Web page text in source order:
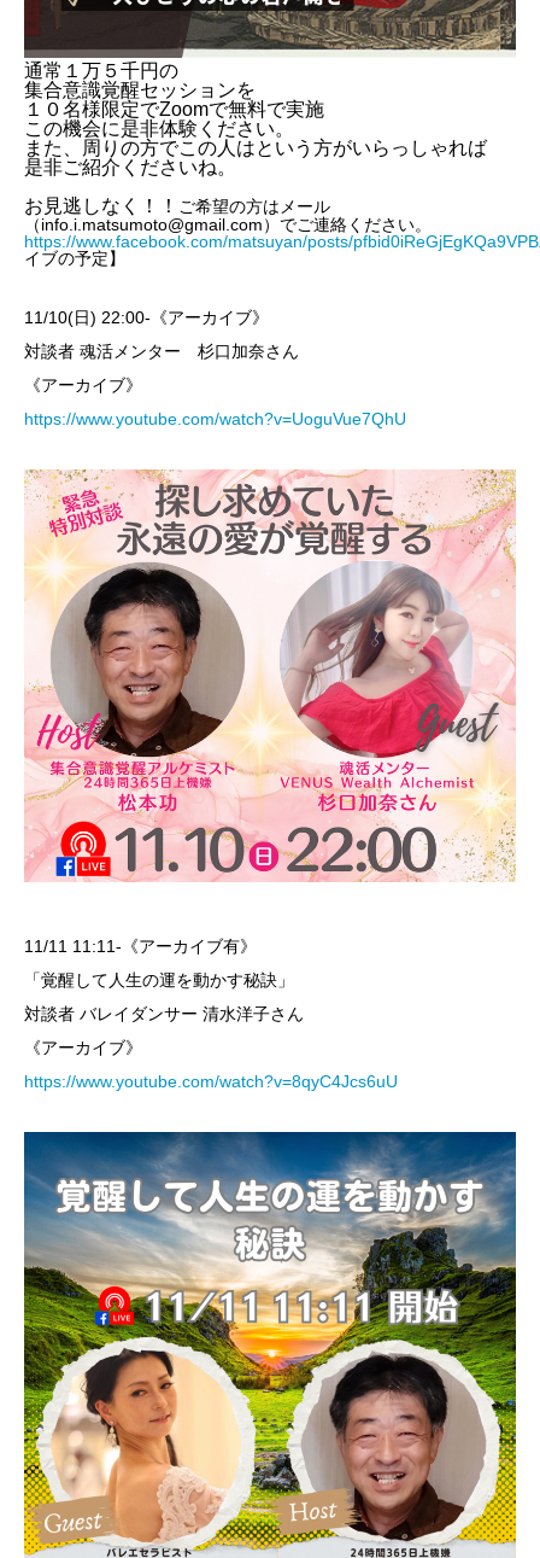
通常１万５千円の
集合意識覚醒セッションを
１０名様限定でZoomで無料で実施
この機会に是非体験ください。
また、周りの方でこの人はという方がいらっしゃれば
是非ご紹介くださいね。
お見逃しなく！！ ご希望の方はメール
（info.i.matsumoto@gmail.com）でご連絡ください。
https://www.facebook.com/matsuyan/posts/
イブの予定】
11/10(日) 22:00-《アーカイブ》
対談者 魂活メンター 杉口加奈さん
《アーカイブ》
https://www.youtube.com/watch?v=UoguVue7QhU
11/11 11:11-《アーカイブ有》
「覚醒して人生の運を動かす秘訣」
対談者 バレイダンサー 清水洋子さん
《アーカイブ》
https://www.youtube.com/watch?v=8qyC4Jcs6uU